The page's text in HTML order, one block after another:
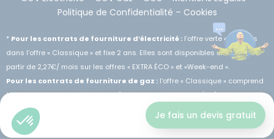
Je fais un devis gratuit
Politique de Confidentialité – Cookies
* Pour les contrats de fourniture d’électricité : l’offre verte est inclus
dans l’offre « Classique » et fixe 2 ans. Elles sont disponibles en option à
partir de 2,27€/ mois sur les offres « EXTRA ÉCO » et «Week-end ».
Pour les contrats de fourniture de gaz : l’offre « Classique » comprend
10% de biogaz. Toutes les offres (Classique, Fixe et Extra Éco) peuvent
inclure la plantation d’arbre en option entre 1,14 et 4,55€/mois selon les cas.